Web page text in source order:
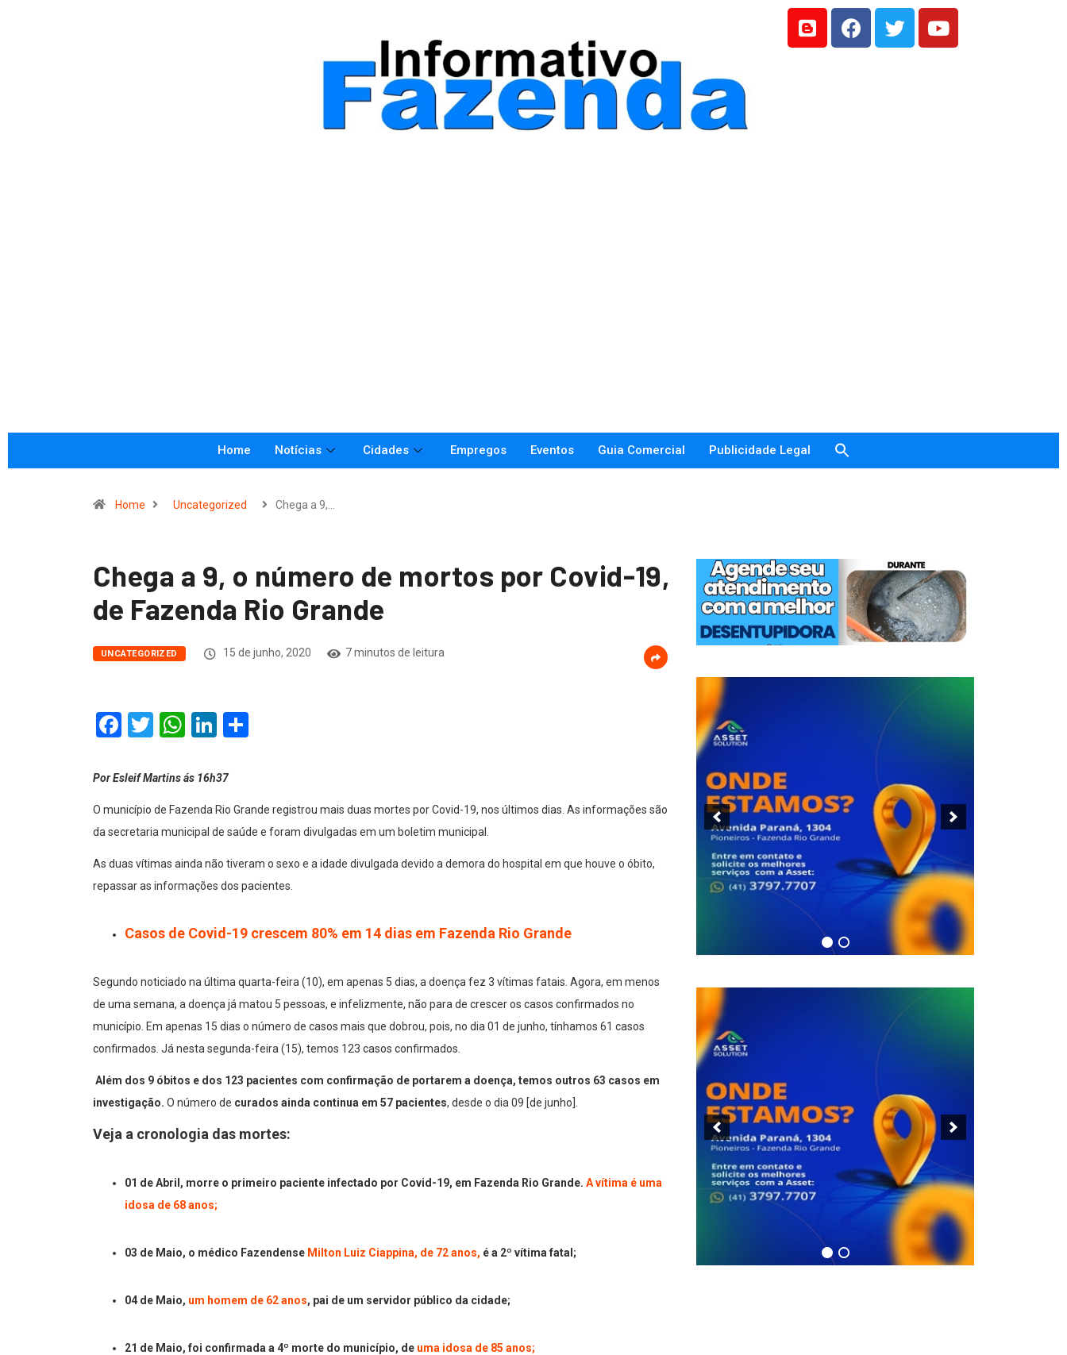
Home Notícias Cidades Empregos Eventos Guia Comercial Publicidade Legal
Home Uncategorized Chega a 9,…
Chega a 9, o número de mortos por Covid-19,
de Fazenda Rio Grande
UNCATEGORIZED 15 de junho, 2020 7 minutos de leitura
Facebook
Twitter
WhatsApp
LinkedIn
Por Esleif Martins ás 16h37
O município de Fazenda Rio Grande registrou mais duas mortes por Covid-19, nos últimos dias. As informações são
da secretaria municipal de saúde e foram divulgadas em um boletim municipal.
As duas vítimas ainda não tiveram o sexo e a idade divulgada devido a demora do hospital em que houve o óbito,
repassar as informações dos pacientes.
Casos de Covid-19 crescem 80% em 14 dias em Fazenda Rio Grande
Segundo noticiado na última quarta-feira (10), em apenas 5 dias, a doença fez 3 vítimas fatais. Agora, em menos
de uma semana, a doença já matou 5 pessoas, e infelizmente, não para de crescer os casos confirmados no
município. Em apenas 15 dias o número de casos mais que dobrou, pois, no dia 01 de junho, tínhamos 61 casos
confirmados. Já nesta segunda-feira (15), temos 123 casos confirmados.
Além dos 9 óbitos e dos 123 pacientes com confirmação de portarem a doença, temos outros 63 casos em
investigação. O número de curados ainda continua em 57 pacientes, desde o dia 09 [de junho].
Veja a cronologia das mortes:
01 de Abril, morre o primeiro paciente infectado por Covid-19, em Fazenda Rio Grande. A vítima é uma
idosa de 68 anos;
03 de Maio, o médico Fazendense Milton Luiz Ciappina, de 72 anos, é a 2º vítima fatal;
04 de Maio, um homem de 62 anos, pai de um servidor público da cidade;
21 de Maio, foi confirmada a 4º morte do município, de uma idosa de 85 anos;